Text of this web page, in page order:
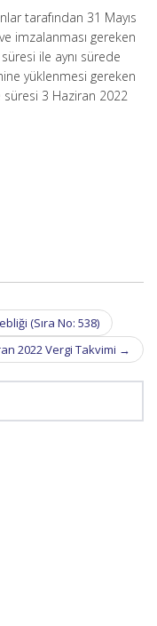
tarafından 31 Mayıs
imzalanması gereken
ile aynı sürede
yüklenmesi gereken
süresi 3 Haziran 2022
(Sıra No: 538)
2022 Vergi Takvimi →